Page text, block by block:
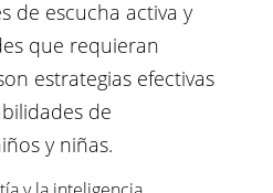
de escucha activa y
que requieran
estrategias efectivas
de
y niñas.